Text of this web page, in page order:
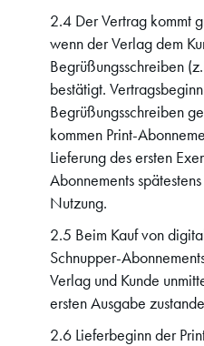
2.4 Der Vertrag kommt
wenn der Verlag dem
Begrüßungsschreiben
bestätigt.
Begrüßungsschreiben
kommen Print-
Lieferung des ersten
Abonnements
Nutzung.
2.5 Beim Kauf von
Schnupper-
Verlag und Kunde
ersten Ausgabe
2.6 Lieferbeginn der